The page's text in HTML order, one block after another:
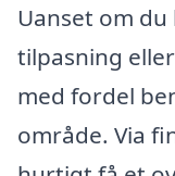
Uanset om
tilpasning
med fordel
område. Via